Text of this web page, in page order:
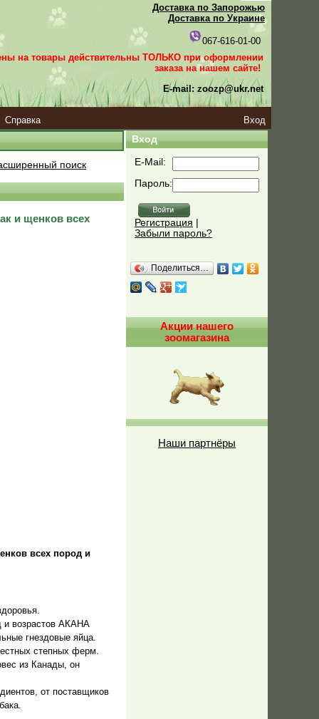
Доставка по Запорожью
Доставка по Украине
067-616-01-00
на товары действительны ТОЛЬКО при оформлении
заказа на нашем сайте!
E-mail: zoozp@ukr.net
Справка Вход
поиск
и щенков всех
всех пород и
и возрастов АКАНА
гнездовые яйца.
степных ферм.
из Канады, он
от поставщиков
Вход
E-Mail:
Пароль:
Регистрация
Забыли пароль?
Поделиться…
Акции нашего
зоомагазина
Наши партнёры